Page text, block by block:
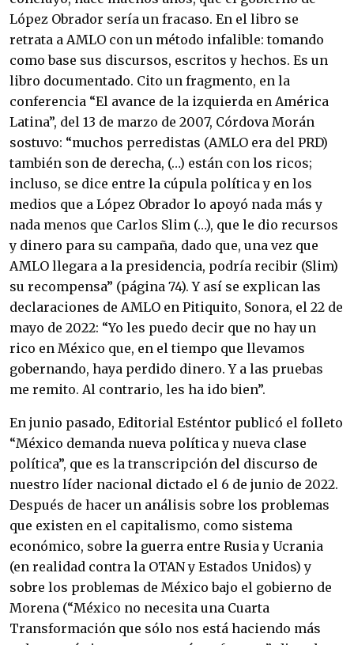
López Obrador sería un fracaso. En el libro se
retrata a AMLO con un método infalible: tomando
como base sus discursos, escritos y hechos. Es un
libro documentado. Cito un fragmento, en la
conferencia “El avance de la izquierda en América
Latina”, del 13 de marzo de 2007, Córdova Morán
sostuvo: “muchos perredistas (AMLO era del PRD)
también son de derecha, (…) están con los ricos;
incluso, se dice entre la cúpula política y en los
medios que a López Obrador lo apoyó nada más y
nada menos que Carlos Slim (…), que le dio recursos
y dinero para su campaña, dado que, una vez que
AMLO llegara a la presidencia, podría recibir (Slim)
su recompensa” (página 74). Y así se explican las
declaraciones de AMLO en Pitiquito, Sonora, el 22 de
mayo de 2022: “Yo les puedo decir que no hay un
rico en México que, en el tiempo que llevamos
gobernando, haya perdido dinero. Y a las pruebas
me remito. Al contrario, les ha ido bien”.
En junio pasado, Editorial Esténtor publicó el folleto
“México demanda nueva política y nueva clase
política”, que es la transcripción del discurso de
nuestro líder nacional dictado el 6 de junio de 2022.
Después de hacer un análisis sobre los problemas
que existen en el capitalismo, como sistema
económico, sobre la guerra entre Rusia y Ucrania
(en realidad contra la OTAN y Estados Unidos) y
sobre los problemas de México bajo el gobierno de
Morena (“México no necesita una Cuarta
Transformación que sólo nos está haciendo más